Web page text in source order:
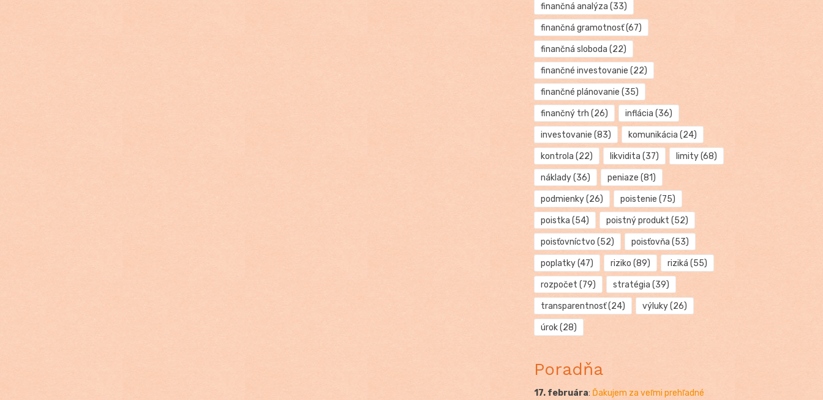
finančná analýza (33)
finančná gramotnosť(67)
finančná sloboda (22)
finančné investovanie (22)
finančné plánovanie (35)
finančný trh (26) inflácia (36)
investovanie (83) komunikácia (24)
kontrola (22) likvidita (37) limity(68)
náklady(36) peniaze (81)
podmienky(26) poistenie (75)
poistka (54) poistný produkt (52)
poisťovníctvo (52) poisťovňa (53)
poplatky(47) riziko (89) riziká (55)
rozpočet (79) stratégia (39)
transparentnosť(24) výluky(26)
úrok(28)
Poradňa
17. februára: Ďakujem za veľmi prehľadné